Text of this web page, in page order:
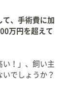
、手術費に加
万円を超えて
い！」、飼い主
でしょうか？